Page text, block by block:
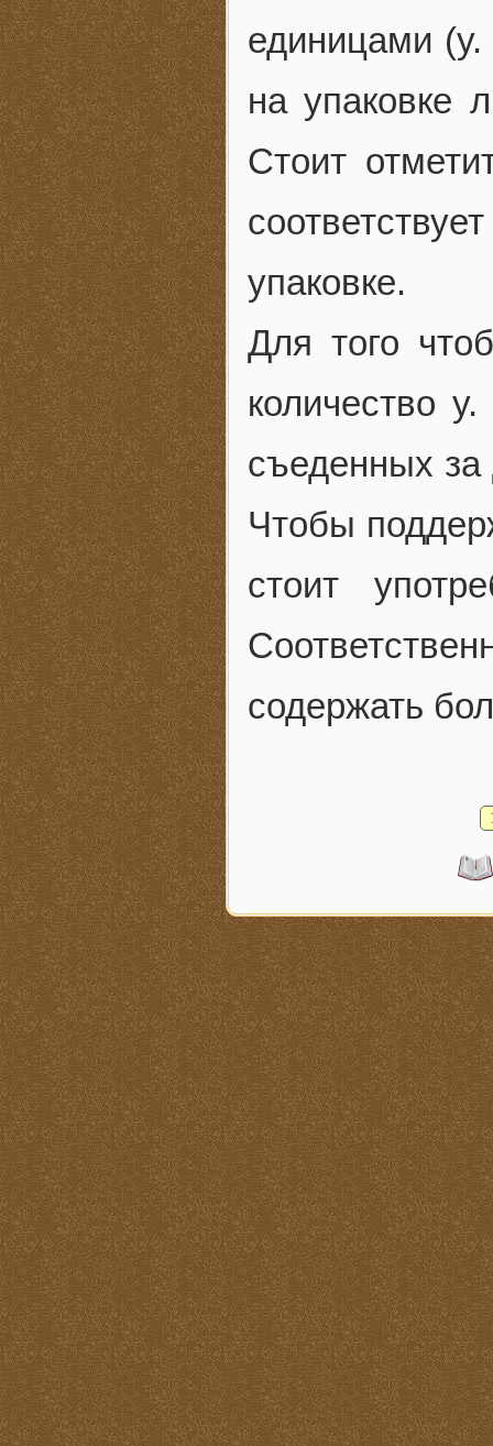
единицами (у.
на упаковке
Стоит
упаковке.
Для того
количество
съеденных
Чтобы
стоит
содержать